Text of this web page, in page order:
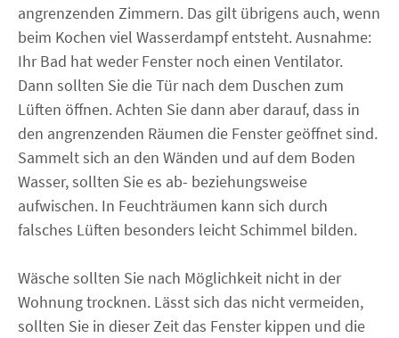
angrenzenden Zimmern. Das gilt übrigens auch, wenn
beim Kochen viel Wasserdampf entsteht. Ausnahme:
Ihr Bad hat weder Fenster noch einen Ventilator.
Dann sollten Sie die Tür nach dem Duschen zum
Lüften öffnen. Achten Sie dann aber darauf, dass in
den angrenzenden Räumen die Fenster geöffnet sind.
Sammelt sich an den Wänden und auf dem Boden
Wasser, sollten Sie es ab- beziehungsweise
aufwischen. In Feuchträumen kann sich durch
falsches Lüften besonders leicht Schimmel bilden.
Wäsche sollten Sie nach Möglichkeit nicht in der
Wohnung trocknen. Lässt sich das nicht vermeiden,
sollten Sie in dieser Zeit das Fenster kippen und die